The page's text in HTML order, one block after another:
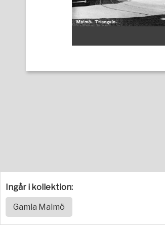
Ingår i kollektion:
Gamla Malmö